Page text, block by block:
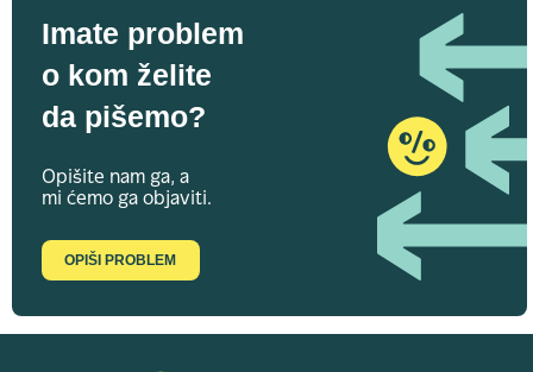
Imate problem
o kom želite
da pišemo?
Opišite nam ga, a
mi ćemo ga objaviti.
OPIŠI PROBLEM